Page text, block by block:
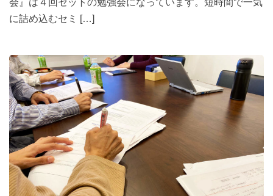
に詰め込むセミ […]